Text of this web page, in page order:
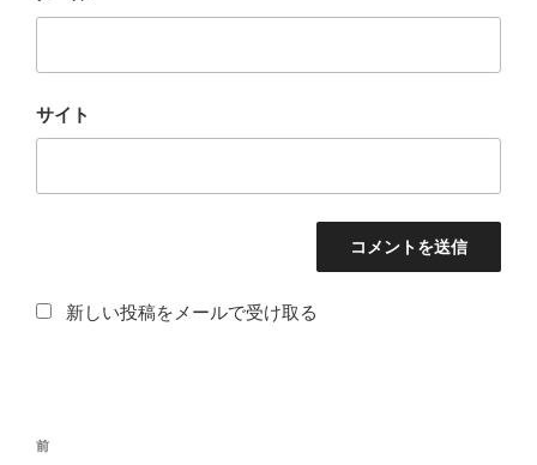
サイト
新しい投稿をメールで受け取る
投
過
前